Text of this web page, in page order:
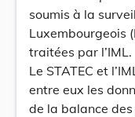
soumis à la
Luxembourgeois
traitées par l’IML.
Le STATEC et
entre eux les
de la balance